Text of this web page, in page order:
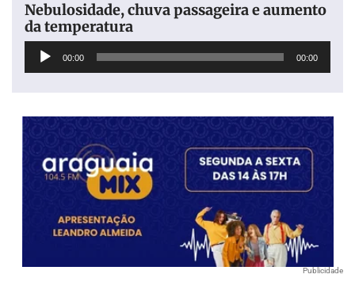
Nebulosidade, chuva passageira e aumento
da temperatura
Tocador
00:00 00:00
Publicidade